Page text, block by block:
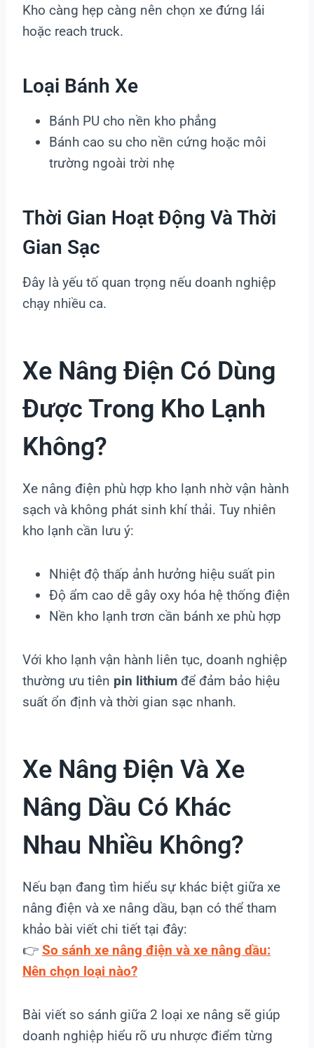
Kho càng hẹp càng nên chọn xe đứng lái
hoặc reach truck.
Loại Bánh Xe
Bánh PU cho nền kho phẳng
Bánh cao su cho nền cứng hoặc môi
trường ngoài trời nhẹ
Thời Gian Hoạt Động Và Thời
Gian Sạc
Đây là yếu tố quan trọng nếu doanh nghiệp
chạy nhiều ca.
Xe Nâng Điện Có Dùng
Được Trong Kho Lạnh
Không?
Xe nâng điện phù hợp kho lạnh nhờ vận hành
sạch và không phát sinh khí thải. Tuy nhiên
kho lạnh cần lưu ý:
Nhiệt độ thấp ảnh hưởng hiệu suất pin
Độ ẩm cao dễ gây oxy hóa hệ thống điện
Nền kho lạnh trơn cần bánh xe phù hợp
Với kho lạnh vận hành liên tục, doanh nghiệp
thường ưu tiên pin lithium để đảm bảo hiệu
suất ổn định và thời gian sạc nhanh.
Xe Nâng Điện Và Xe
Nâng Dầu Có Khác
Nhau Nhiều Không?
Nếu bạn đang tìm hiểu sự khác biệt giữa xe
nâng điện và xe nâng dầu, bạn có thể tham
khảo bài viết chi tiết tại đây:
👉 So sánh xe nâng điện và xe nâng dầu:
Nên chọn loại nào?
Bài viết so sánh giữa 2 loại xe nâng sẽ giúp
doanh nghiệp hiểu rõ ưu nhược điểm từng